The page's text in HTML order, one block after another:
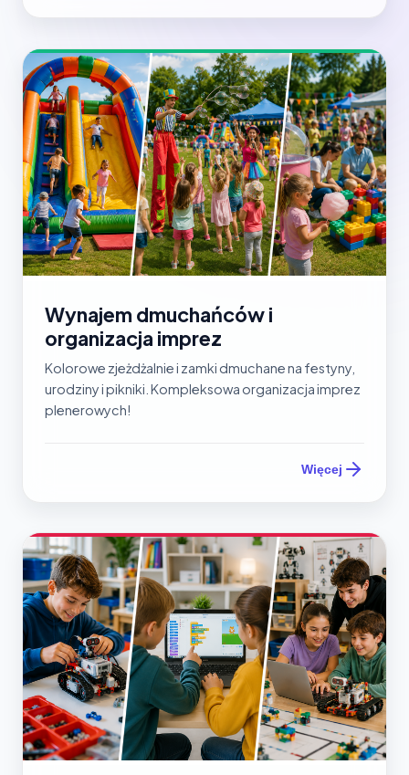
Wynajem dmuchańców i
organizacja imprez
Kolorowe zjeżdżalnie i zamki dmuchane na festyny,
urodziny i pikniki. Kompleksowa organizacja imprez
plenerowych!
Więcej